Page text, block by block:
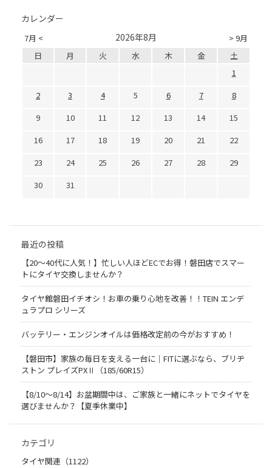
カレンダー
7月 < > 9月
2026年8月
日 月 火 水 木 金
土
1
2
3 4 5 6 7
8
9
10 11 12 13 14
15
16
17 18 19 20 21
22
23
24 25 26 27 28
29
30
31
最近の投稿
【20〜40代に人気！】忙しい人ほどECでお得！磐田店でスマー
トにタイヤ交換しませんか？
タイヤ館磐田イチオシ！お車の乗り心地を改善！！TEIN エンデ
ュラプロ シリーズ
バッテリー・エンジンオイルは価格改定前の今がおすすめ！
【磐田市】家族の毎日を支える一台に｜FITに選ぶなら、ブリヂ
ストン プレイズPXⅡ（185/60R15）
【8/10～8/14】お盆期間中は、ご家族と一緒にネットでタイヤを
選びませんか？【夏季休業中】
カテゴリ
タイヤ関連（1122）